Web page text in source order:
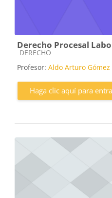
Derecho Procesal
Categoría de cursos
DERECHO
Profesor: Aldo Arturo Gómez
Haga clic aquí para